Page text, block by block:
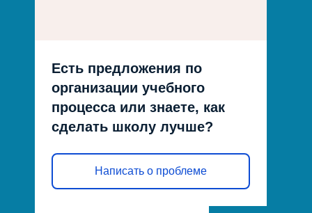
Есть предложения по
организации учебного
процесса или знаете, как
сделать школу лучше?
Написать о проблеме